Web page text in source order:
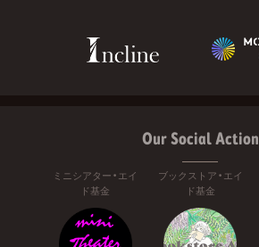
Our Social Action
ミニシアター・エイ
ド基金
ブックストア・エイ
ド基金